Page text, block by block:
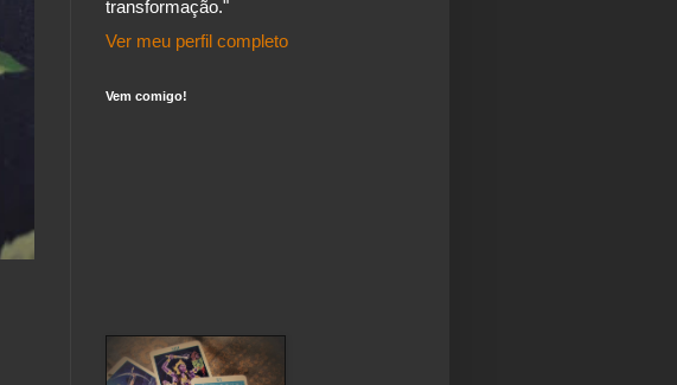
transformação."
Ver meu perfil completo
Vem comigo!